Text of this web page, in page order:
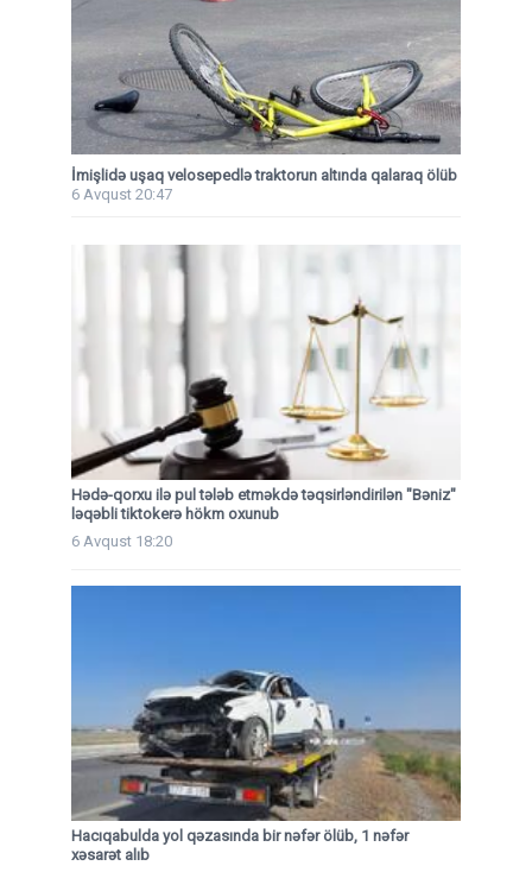
İmişlidə uşaq velosepedlə traktorun altında qalaraq ölüb
6 Avqust 20:47
Hədə-qorxu ilə pul tələb etməkdə təqsirləndirilən "Bəniz"
ləqəbli tiktokerə hökm oxunub
6 Avqust 18:20
Hacıqabulda yol qəzasında bir nəfər ölüb, 1 nəfər
xəsarət alıb